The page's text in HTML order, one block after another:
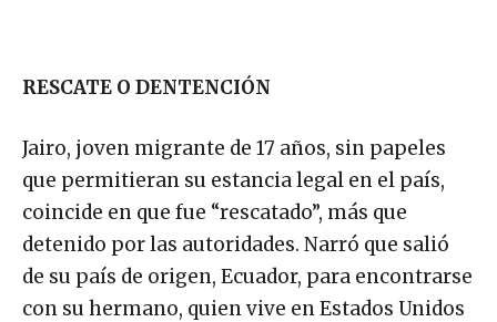
RESCATE O DENTENCIÓN
Jairo, joven migrante de 17 años, sin papeles
que permitieran su estancia legal en el país,
coincide en que fue “rescatado”, más que
detenido por las autoridades. Narró que salió
de su país de origen, Ecuador, para encontrarse
con su hermano, quien vive en Estados Unidos